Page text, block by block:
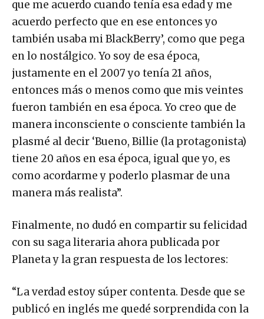
que me acuerdo cuando tenía esa edad y me
acuerdo perfecto que en ese entonces yo
también usaba mi BlackBerry’, como que pega
en lo nostálgico. Yo soy de esa época,
justamente en el 2007 yo tenía 21 años,
entonces más o menos como que mis veintes
fueron también en esa época. Yo creo que de
manera inconsciente o consciente también la
plasmé al decir ‘Bueno, Billie (la protagonista)
tiene 20 años en esa época, igual que yo, es
como acordarme y poderlo plasmar de una
manera más realista”.
Finalmente, no dudó en compartir su felicidad
con su saga literaria ahora publicada por
Planeta y la gran respuesta de los lectores:
“La verdad estoy súper contenta. Desde que se
publicó en inglés me quedé sorprendida con la